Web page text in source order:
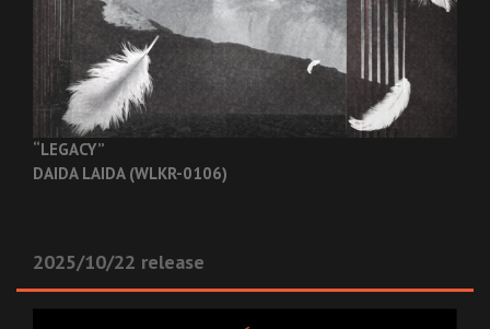
“LEGACY”
DAIDA LAIDA (WLKR-0106)
2025/10/22 release